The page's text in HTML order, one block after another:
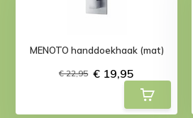
MENOTO handdoekhaak (mat)
€ 22,95 € 19,95